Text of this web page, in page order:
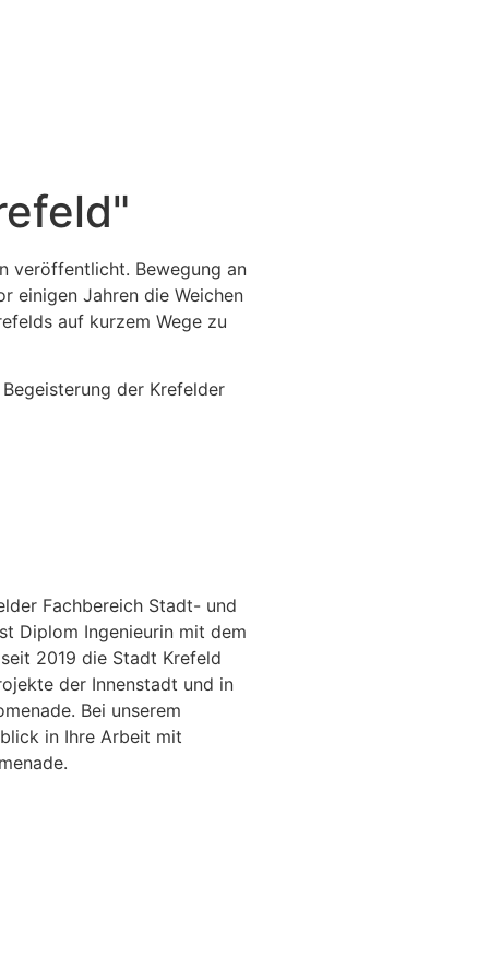
veröffentlicht. Bewegung an
einigen Jahren die Weichen
auf kurzem Wege zu
der Krefelder
Fachbereich Stadt- und
Diplom Ingenieurin mit dem
2019 die Stadt Krefeld
der Innenstadt und in
Bei unserem
in Ihre Arbeit mit